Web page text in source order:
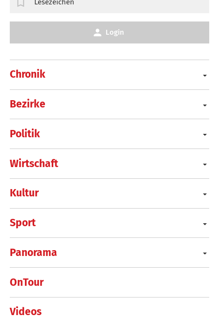
Chronik
Bezirke
Politik
Wirtschaft
Kultur
Sport
Panorama
OnTour
Videos
Lesezeichen
Login